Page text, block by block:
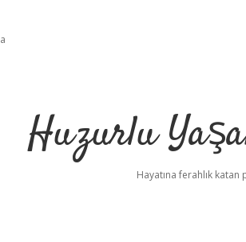
Huzurlu
Hayatına ferahlık